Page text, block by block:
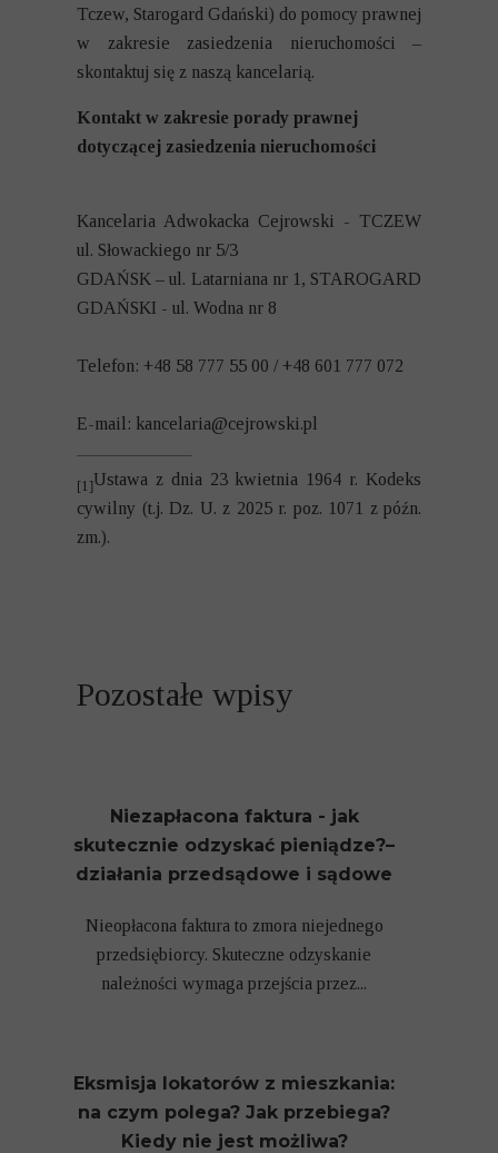
Niezapłacona faktura - jak
skutecznie odzyskać pieniądze?–
działania przedsądowe i sądowe
Nieopłacona faktura to zmora niejednego
przedsiębiorcy. Skuteczne odzyskanie
należności wymaga przejścia przez...
Eksmisja lokatorów z mieszkania:
na czym polega? Jak przebiega?
Kiedy nie jest możliwa?
Pozostałe wpisy
Tczew, Starogard Gdański) do pomocy prawnej
w zakresie zasiedzenia nieruchomości –
skontaktuj się z naszą kancelarią.
Kontakt w zakresie porady prawnej
dotyczącej zasiedzenia nieruchomości
Kancelaria Adwokacka Cejrowski - TCZEW
ul. Słowackiego nr 5/3
GDAŃSK – ul. Latarniana nr 1, STAROGARD
GDAŃSKI - ul. Wodna nr 8
Telefon: +48 58 777 55 00 / +48 601 777 072
E-mail: kancelaria@cejrowski.pl
[1]Ustawa z dnia 23 kwietnia 1964 r. Kodeks
cywilny (t.j. Dz. U. z 2025 r. poz. 1071 z późn.
zm.).